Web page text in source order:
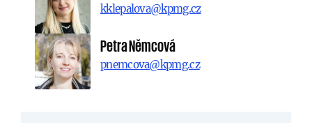
kklepalova@kpmg.cz
Petra Němcová
pnemcova@kpmg.cz